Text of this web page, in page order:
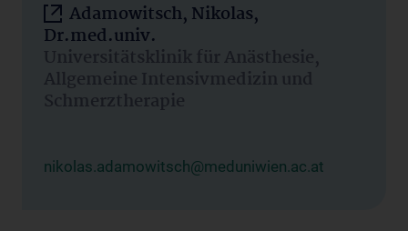
Adamowitsch, Nikolas,
Dr.med.univ.
Universitätsklinik für Anästhesie,
Allgemeine Intensivmedizin und
Schmerztherapie
nikolas.adamowitsch@meduniwien.ac.at